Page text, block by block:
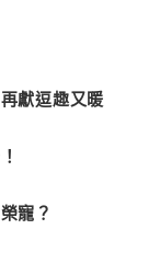
獻逗趣又暖
寵？